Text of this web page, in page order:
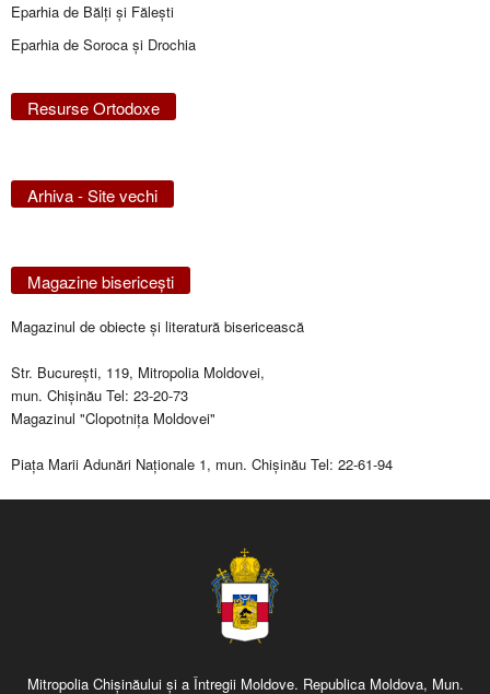
Eparhia de Bălţi şi Făleşti
Eparhia de Soroca și Drochia
Resurse Ortodoxe
Arhiva - Site vechi
Magazine bisericeşti
Magazinul de obiecte şi literatură bisericească
Str. Bucureşti, 119, Mitropolia Moldovei,
mun. Chişinău Tel: 23-20-73
Magazinul "Clopotniţa Moldovei"
Piaţa Marii Adunări Naţionale 1, mun. Chişinău Tel: 22-61-94
Mitropolia Chişinăului şi a Întregii Moldove. Republica Moldova, Mun.